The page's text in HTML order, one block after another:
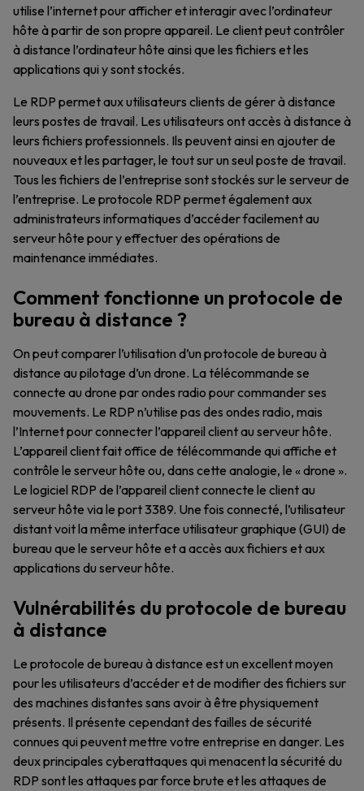
utilise l’internet pour afficher et interagir avec l’ordinateur
hôte à partir de son propre appareil. Le client peut contrôler
à distance l’ordinateur hôte ainsi que les fichiers et les
applications qui y sont stockés.
Le RDP permet aux utilisateurs clients de gérer à distance
leurs postes de travail. Les utilisateurs ont accès à distance à
leurs fichiers professionnels. Ils peuvent ainsi en ajouter de
nouveaux et les partager, le tout sur un seul poste de travail.
Tous les fichiers de l’entreprise sont stockés sur le serveur de
l’entreprise. Le protocole RDP permet également aux
administrateurs informatiques d’accéder facilement au
serveur hôte pour y effectuer des opérations de
maintenance immédiates.
Comment fonctionne un protocole de
bureau à distance ?
On peut comparer l’utilisation d’un protocole de bureau à
distance au pilotage d’un drone. La télécommande se
connecte au drone par ondes radio pour commander ses
mouvements. Le RDP n’utilise pas des ondes radio, mais
l’Internet pour connecter l’appareil client au serveur hôte.
L’appareil client fait office de télécommande qui affiche et
contrôle le serveur hôte ou, dans cette analogie, le « drone ».
Le logiciel RDP de l’appareil client connecte le client au
serveur hôte via le port 3389. Une fois connecté, l’utilisateur
distant voit la même interface utilisateur graphique (GUI) de
bureau que le serveur hôte et a accès aux fichiers et aux
applications du serveur hôte.
Vulnérabilités du protocole de bureau
à distance
Le protocole de bureau à distance est un excellent moyen
pour les utilisateurs d’accéder et de modifier des fichiers sur
des machines distantes sans avoir à être physiquement
présents. Il présente cependant des failles de sécurité
connues qui peuvent mettre votre entreprise en danger. Les
deux principales cyberattaques qui menacent la sécurité du
RDP sont les attaques par force brute et les attaques de